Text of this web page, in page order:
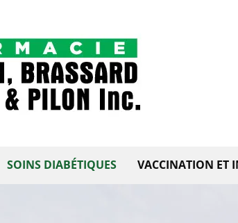
SOINS DIABÉTIQUES VACCINATION ET